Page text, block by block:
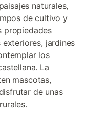
naturales,
de cultivo y
propiedades
jardines
los
La
mascotas,
de unas